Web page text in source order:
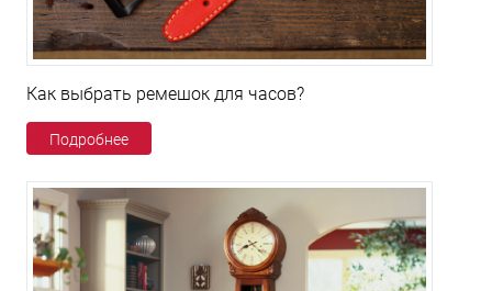
Как выбрать ремешок для часов?
Подробнее